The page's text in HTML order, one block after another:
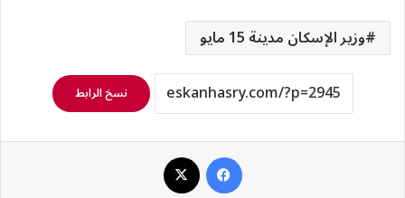
وزير الإسكان مدينة 15 مايو
نسخ الرابط